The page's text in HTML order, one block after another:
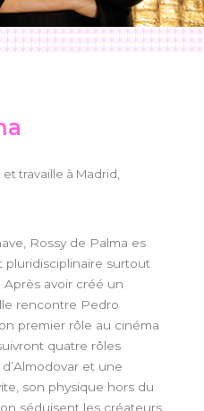
travaille à Madrid,
Rossy de Palma es
surtout
avoir créé un
rencontre Pedro
premier rôle au cinéma
quatre rôles
et une
son physique hors du
séduisent les créateurs